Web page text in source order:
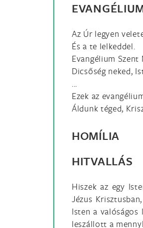
Az Úr legyen
És a te lelkeddel.
Evangélium
Dicsőség neked,
...
Ezek az
Áldunk téged,
HOMÍLIA
HITVALLÁS
Hiszek az egy
Jézus
Isten a
leszállott a